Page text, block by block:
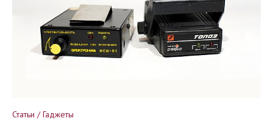
Статьи / Гаджеты